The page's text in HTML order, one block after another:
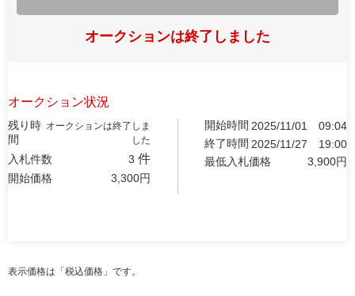
オークションは終了しました
オークション状況
残り時
間
オークションは終了しま
した
入札件数 3 件
開始価格 3,300円
開始時間 2025/11/01
09:04
終了時間 2025/11/27
19:00
最低入札価格
3,900円
表示価格は「税込価格」です。